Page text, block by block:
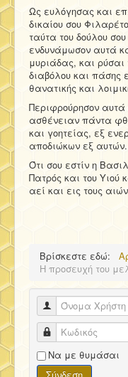
Ως ευλόγησας και
δικαίου σου
ταύτα του δούλου
ενδυνάμωσον αυτά
μυριάδας, και ρύσαι
διαβόλου και πάσης
θανατικής και
Περιφρούρησον
ασθένειαν πάντα
και γοητείας, εξ
αποδιώκων εξ αυτών.
Ότι σου εστίν η
Πατρός και του Υιού
αεί και εις τους
Βρίσκεστε εδώ:
Η προσευχή του
Όνομα Χρήστη
Κωδικός
Να με θυμάσαι